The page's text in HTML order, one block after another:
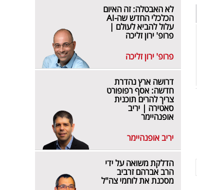
לא האבטלה: זה האיום
הכלכלי החדש שה-AI
עלול להביא לעולם |
פרופ' ירון זליכה
פרופ' ירון זליכה
דרושה ארץ נהדרת
חדשה: אסף רפופורט
צריך להרים תוכנית
סאטירה | יריב
אופנהיימר
יריב אופנהיימר
הדלקת משואה על ידי
הרב אברהם זרביב
מסכנת את לוחמי צה"ל